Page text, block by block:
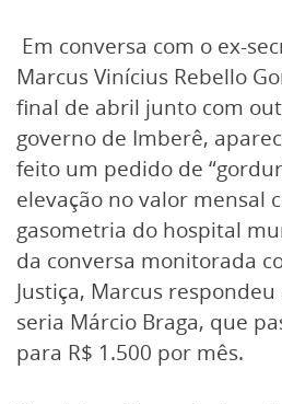
Em conversa com o ex-
Marcus Vinícius Rebello
final de abril junto com
governo de Imberê,
feito um pedido de
elevação no valor mensal
gasometria do hospital
da conversa monitorada
Justiça, Marcus
seria Márcio Braga, que
para R$ 1.500 por mês.